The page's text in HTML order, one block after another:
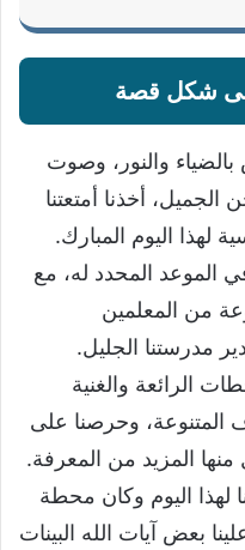
شكل قصة
والنور، وصوت
أخذنا أمتعتنا
لهذا اليوم المبارك.
الموعد المحدد له، مع
من المعلمين
مدرستنا الجليل.
الرائعة والغنية
المتنوعة، وحرصنا على
المزيد من المعرفة.
لهذا اليوم وكان محطة
بعض آيات الله البينات